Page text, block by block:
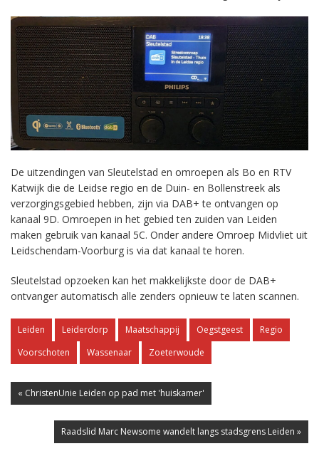
De uitzendingen van Sleutelstad en omroepen als Bo en RTV
Katwijk die de Leidse regio en de Duin- en Bollenstreek als
verzorgingsgebied hebben, zijn via DAB+ te ontvangen op
kanaal 9D. Omroepen in het gebied ten zuiden van Leiden
maken gebruik van kanaal 5C. Onder andere Omroep Midvliet uit
Leidschendam-Voorburg is via dat kanaal te horen.
Sleutelstad opzoeken kan het makkelijkste door de DAB+
ontvanger automatisch alle zenders opnieuw te laten scannen.
Leiden Leiderdorp Maatschappij Oegstgeest
Regio
Voorschoten
Wassenaar Zoeterwoude
« ChristenUnie Leiden op pad met 'huiskamer'
Raadslid Marc Newsome wandelt langs stadsgrens Leiden »